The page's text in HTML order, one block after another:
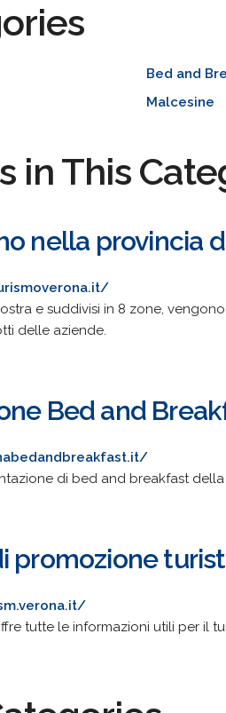
Bed and
Malcesine
in This
nella provincia
e suddivisi in 8 zone,
delle aziende.
Bed and
di bed and breakfast
promozione
tutte le informazioni utili per il